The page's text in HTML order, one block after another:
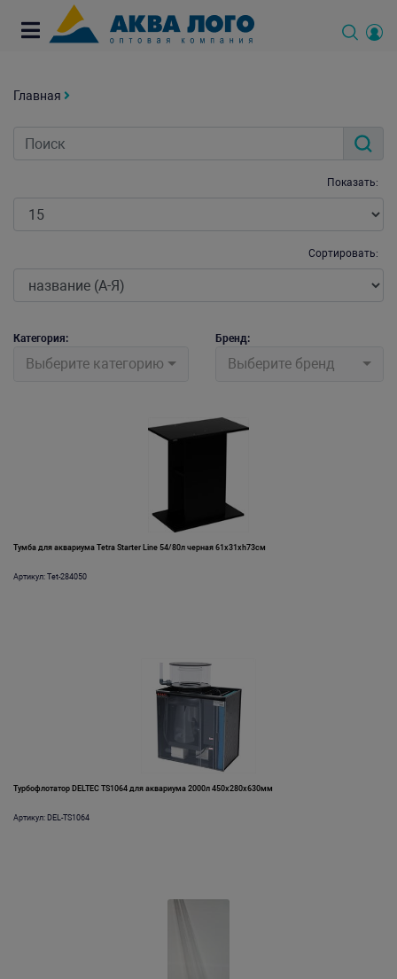
Главная
Показать:
Сортировать:
Категория:
Выберите категорию
Бренд:
Выберите бренд
Тумба для аквариума Tetra Starter Line 54/80л черная 61х31хh73см
Артикул: Tet-284050
Турбофлотатор DELTEC TS1064 для аквариума 2000л 450х280х630мм
Артикул: DEL-TS1064